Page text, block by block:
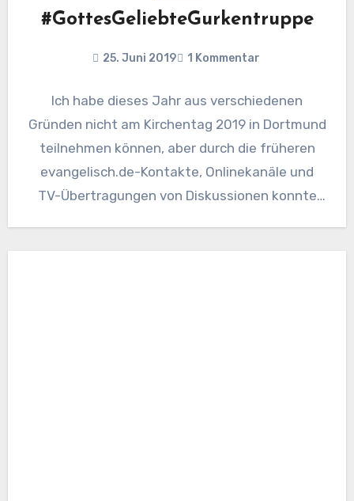
#GottesGeliebteGurkentruppe
25. Juni 2019 1 Kommentar
Ich habe dieses Jahr aus verschiedenen
Gründen nicht am Kirchentag 2019 in Dortmund
teilnehmen können, aber durch die früheren
evangelisch.de-Kontakte, Onlinekanäle und
TV-Übertragungen von Diskussionen konnte